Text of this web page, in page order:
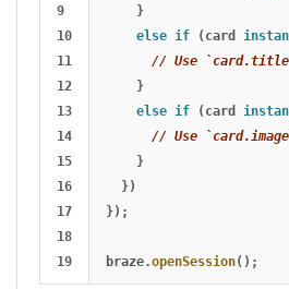
9
10
11
12
13
14
15
16
17
18
}
else if (card
// Use
}
else if (card
// Use
}
})
});
braze.openSession();